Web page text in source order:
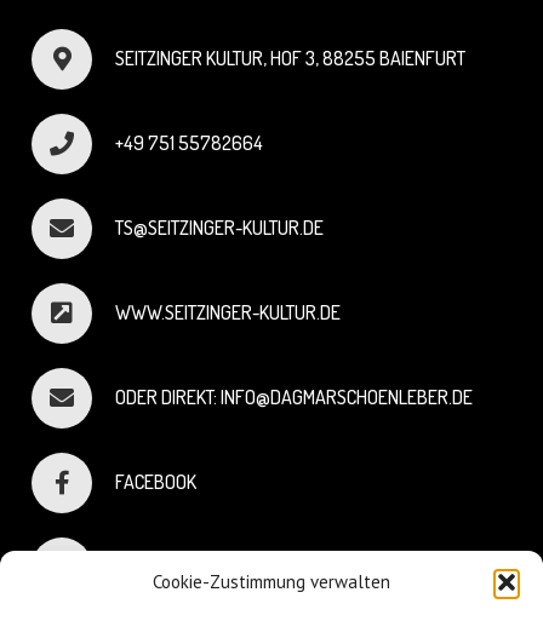
Cookie-Zustimmung verwalten
SEITZINGER KULTUR, HOF 3, 88255 BAIENFURT
+49 751 55782664
TS@SEITZINGER-KULTUR.DE
WWW.SEITZINGER-KULTUR.DE
ODER DIREKT: INFO@DAGMARSCHOENLEBER.DE
FACEBOOK